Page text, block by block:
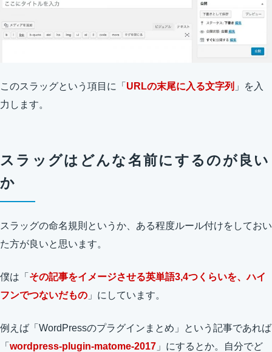
このスラッグという項目に「 URLの末尾に入る文字列 」を入
力します。
スラッグはどんな名前にするのが良い
か
スラッグの命名規則というか、ある程度ルール付けをしておい
た方が良いと思います。
僕は「 その記事をイメージさせる英単語3,4つくらいを、ハイ
フンでつないだもの 」にしています。
例えば「WordPressのプラグインまとめ」という記事であれば
「 wordpress-plugin-matome-2017 」にするとか。自分でど